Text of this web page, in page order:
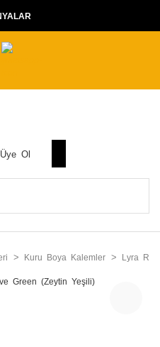
Üye Ol
Kuru Boya Kalemler Lyra